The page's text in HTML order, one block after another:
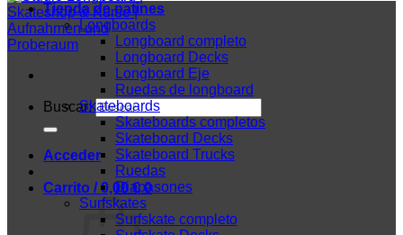
Buscar:
Acceder
Carrito /0,00€ 0
Tienda de patines
Longboards
Longboard completo
Longboard Decks
Longboard Eje
Ruedas de longboard
Skateboards
Skateboards completos
Skateboard Decks
Skateboard Trucks
Ruedas
Diapasones
Surfskates
Surfskate completo